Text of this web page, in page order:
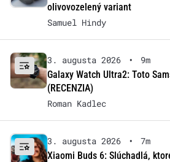
olivovozelený variant
Samuel Hindy
3. augusta 2026 •
9m
Galaxy Watch Ultra2: Toto
(RECENZIA)
Roman Kadlec
3. augusta 2026 •
7m
Xiaomi Buds 6: Slúchadlá,